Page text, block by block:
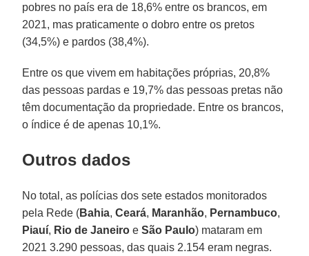
pobres no país era de 18,6% entre os brancos, em
2021, mas praticamente o dobro entre os pretos
(34,5%) e pardos (38,4%).
Entre os que vivem em habitações próprias, 20,8%
das pessoas pardas e 19,7% das pessoas pretas não
têm documentação da propriedade. Entre os brancos,
o índice é de apenas 10,1%.
Outros dados
No total, as polícias dos sete estados monitorados
pela Rede (Bahia,Ceará, Maranhão, Pernambuco,
Piauí, Rio de Janeiro eSão Paulo) mataram em
2021 3.290 pessoas, das quais 2.154 eram negras.